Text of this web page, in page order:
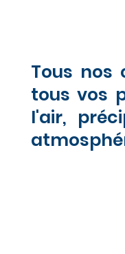
Tous nos
tous vos
l'air,